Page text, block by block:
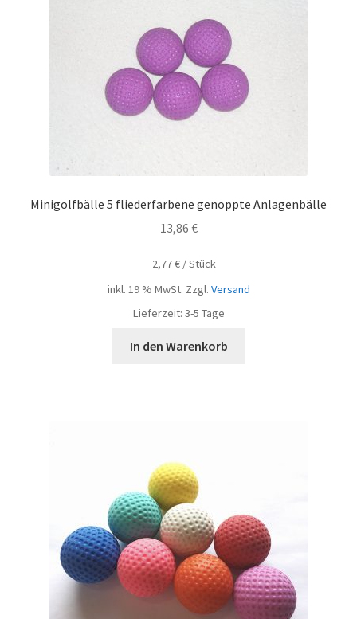
Minigolfbälle 5 fliederfarbene genoppte Anlagenbälle
13,86 €
2,77€ /Stück
inkl. 19 % MwSt. Zzgl. Versand
Lieferzeit: 3-5 Tage
In den Warenkorb